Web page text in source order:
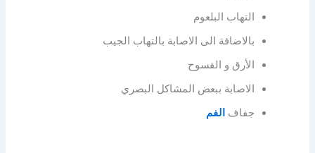
التهاب البلعوم
بالاضافة الى الاصابة بالتهاب الجيب
الأرق و القسوح
الاصابة ببعض المشاكل البصري
جفاف الفم